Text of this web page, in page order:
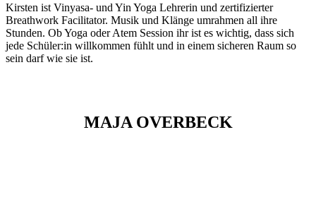
Kirsten ist Vinyasa- und Yin Yoga Lehrerin und zertifizierter
Breathwork Facilitator. Musik und Klänge umrahmen all ihre
Stunden. Ob Yoga oder Atem Session ihr ist es wichtig, dass sich
jede Schüler:in willkommen fühlt und in einem sicheren Raum so
sein darf wie sie ist.
MAJA OVERBECK